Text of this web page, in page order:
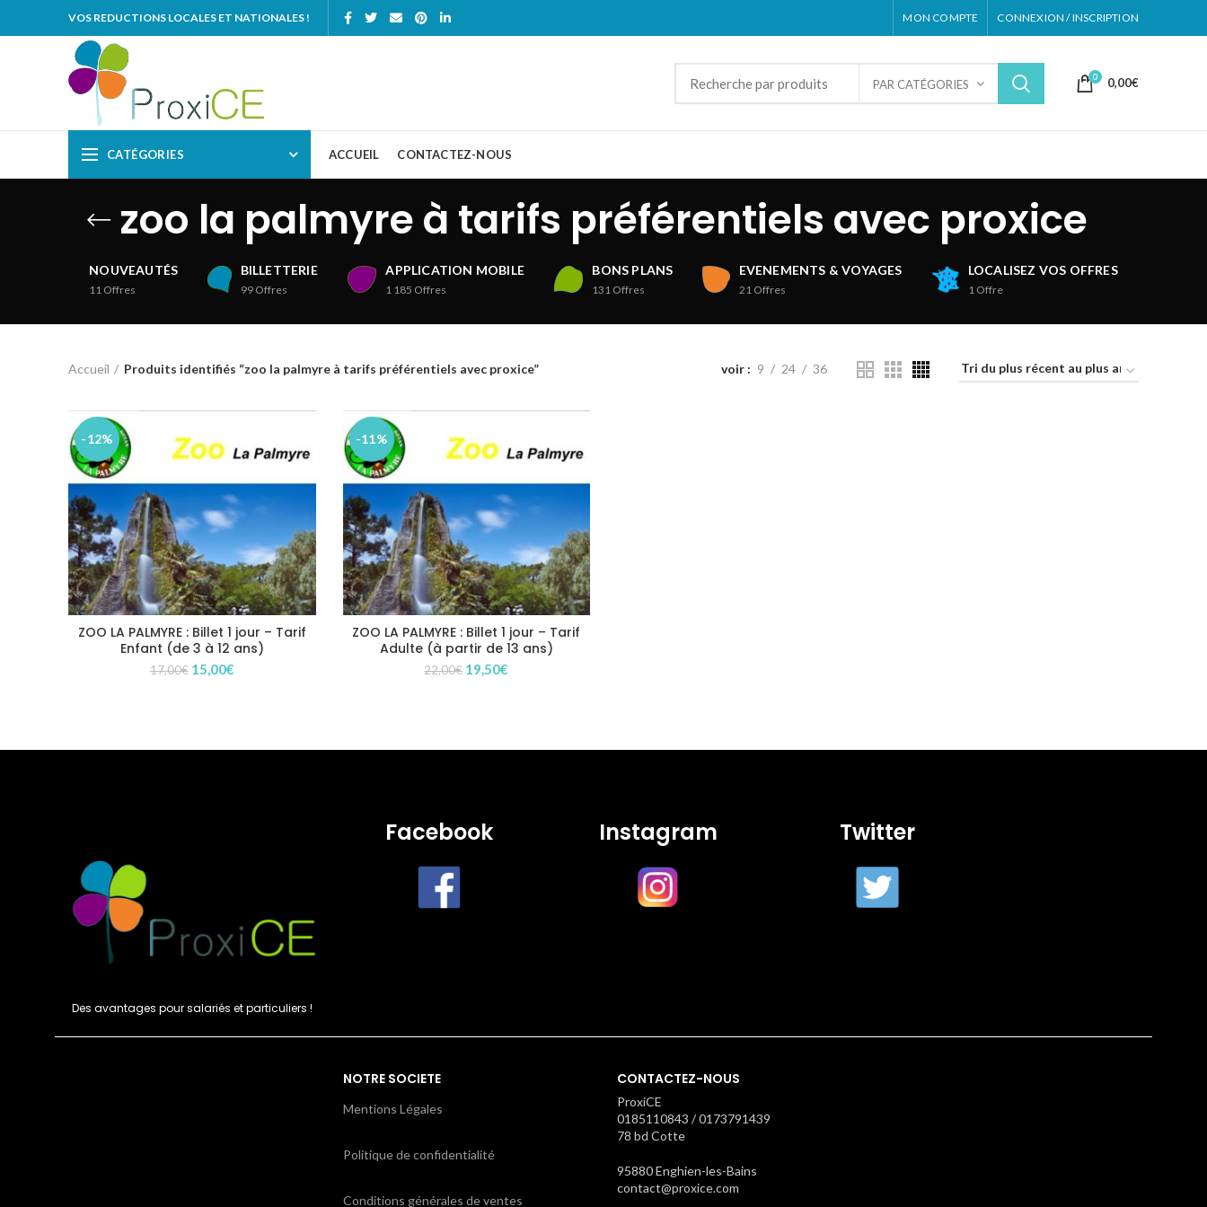
VOS REDUCTIONS LOCALES ET NATIONALES ! MON COMPTE CONNEXION / INSCRIPTION
PAR CATÉGORIES
0 0,00€
CATÉGORIES ACCUEIL CONTACTEZ-NOUS
zoo la palmyre à tarifs préférentiels avec proxice
NOUVEAUTÉS
11 Offres
BILLETTERIE
99 Offres
APPLICATION MOBILE
1 185 Offres
BONS PLANS
131 Offres
EVENEMENTS & VOYAGES
21 Offres
LOCALISEZ VOS OFFRES
1 Offre
Accueil Produits identifiés “zoo la palmyre à tarifs préférentiels avec proxice” voir 9 24 36
-12%
ZOO LA PALMYRE : Billet 1 jour – Tarif
Enfant (de 3 à 12 ans)
17,00€ Le
15,00€Le
-11%
ZOO LA PALMYRE : Billet 1 jour – Tarif
Adulte (à partir de 13 ans)
22,00€ Le
19,50€
Des avantages pour salariés et particuliers !
Facebook Instagram Twitter
NOTRE SOCIETE
Mentions Légales
Politique de confidentialité
Conditions générales de ventes
CONTACTEZ-NOUS
ProxiCE
0185110843 / 0173791439
78 bd Cotte
95880 Enghien-les-Bains
contact@proxice.com